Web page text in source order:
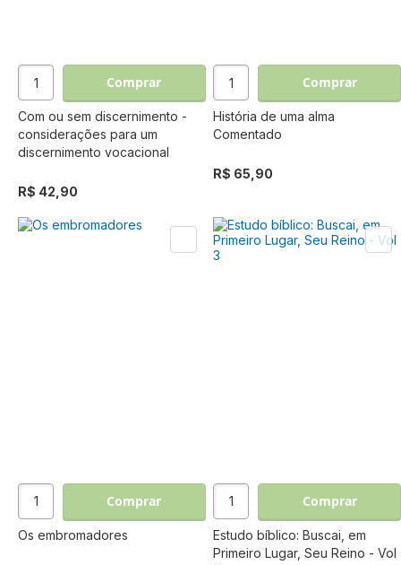
Comprar
Com ou sem discernimento -
considerações para um
discernimento vocacional
R$ 42,90
Comprar
História de uma alma
Comentado
R$ 65,90
Comprar
Os embromadores
Comprar
Estudo bíblico: Buscai, em
Primeiro Lugar, Seu Reino - Vol